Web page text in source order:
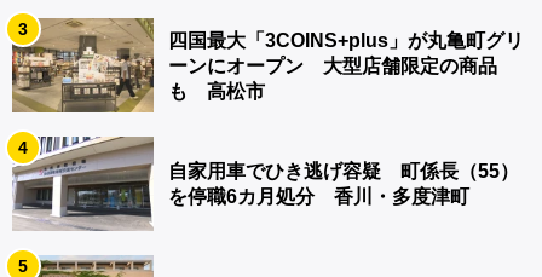
3
四国最大「3COINS+plus」が丸亀町グリ
ーンにオープン 大型店舗限定の商品
も 高松市
4
自家用車でひき逃げ容疑 町係長（55）
を停職6カ月処分 香川・多度津町
5